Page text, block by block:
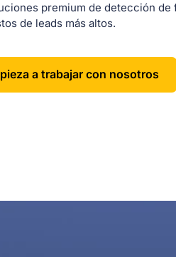
premium de detección de
de leads más altos.
a trabajar con nosotros